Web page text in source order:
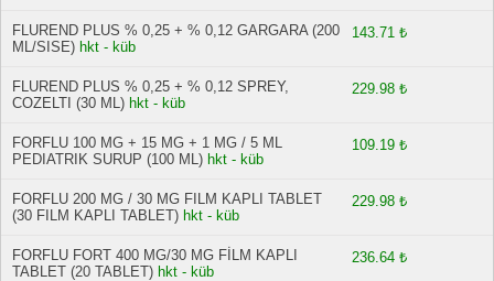
FLUREND PLUS % 0,25 + % 0,12 GARGARA (200
ML/SISE) hkt - küb
143.71 ₺
FLUREND PLUS % 0,25 + % 0,12 SPREY,
COZELTI (30 ML) hkt - küb
229.98 ₺
FORFLU 100 MG + 15 MG + 1 MG / 5 ML
PEDIATRIK SURUP (100 ML) hkt - küb
109.19 ₺
FORFLU 200 MG / 30 MG FILM KAPLI TABLET
(30 FILM KAPLI TABLET) hkt - küb
229.98 ₺
FORFLU FORT 400 MG/30 MG FİLM KAPLI
TABLET (20 TABLET) hkt - küb
236.64 ₺